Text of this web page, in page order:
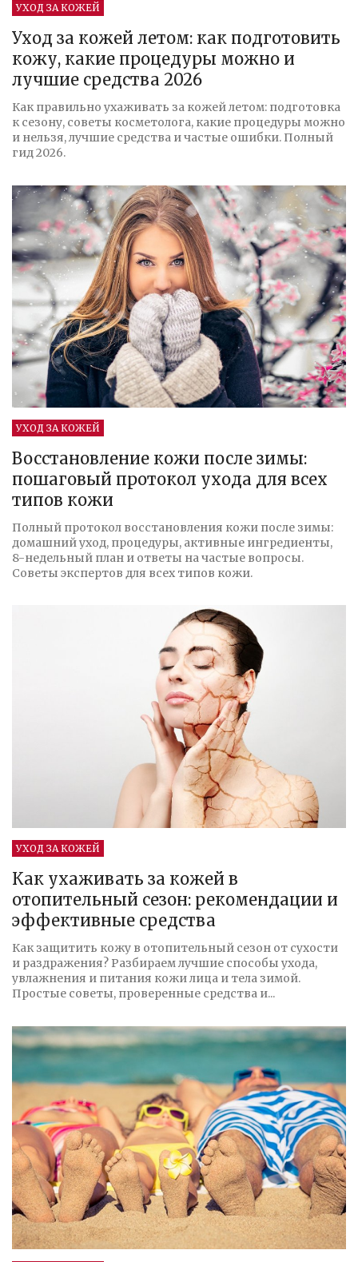
УХОД ЗА КОЖЕЙ
Уход за кожей летом: как подготовить
кожу, какие процедуры можно и
лучшие средства 2026
Как правильно ухаживать за кожей летом: подготовка
к сезону, советы косметолога, какие процедуры можно
и нельзя, лучшие средства и частые ошибки. Полный
гид 2026.
УХОД ЗА КОЖЕЙ
Восстановление кожи после зимы:
пошаговый протокол ухода для всех
типов кожи
Полный протокол восстановления кожи после зимы:
домашний уход, процедуры, активные ингредиенты,
8-недельный план и ответы на частые вопросы.
Советы экспертов для всех типов кожи.
УХОД ЗА КОЖЕЙ
Как ухаживать за кожей в
отопительный сезон: рекомендации и
эффективные средства
Как защитить кожу в отопительный сезон от сухости
и раздражения? Разбираем лучшие способы ухода,
увлажнения и питания кожи лица и тела зимой.
Простые советы, проверенные средства и...